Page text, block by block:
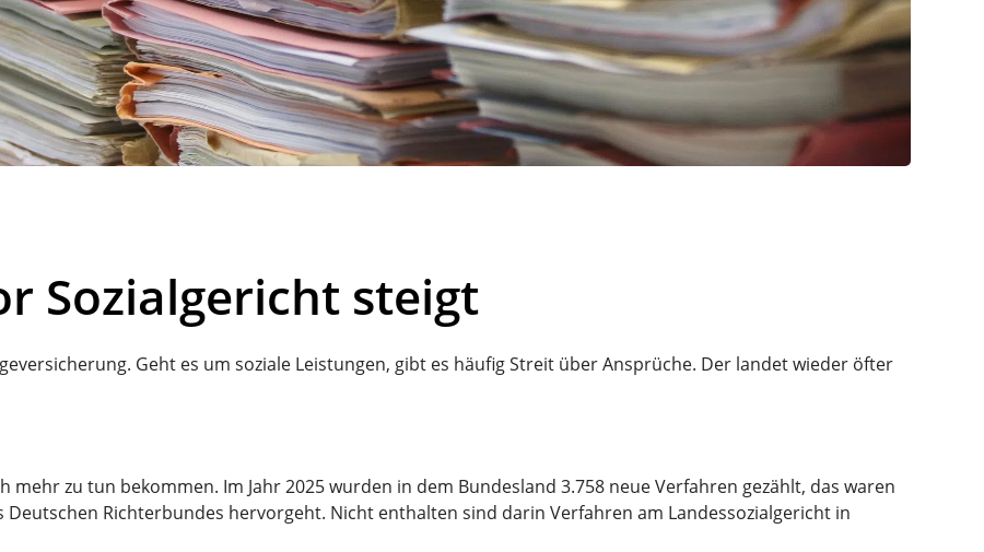
Sozialgericht steigt
Geht es um soziale Leistungen, gibt es häufig Streit über Ansprüche. Der landet wieder öfter
zu tun bekommen. Im Jahr 2025 wurden in dem Bundesland 3.758 neue Verfahren gezählt, das waren
Deutschen Richterbundes hervorgeht. Nicht enthalten sind darin Verfahren am Landessozialgericht in